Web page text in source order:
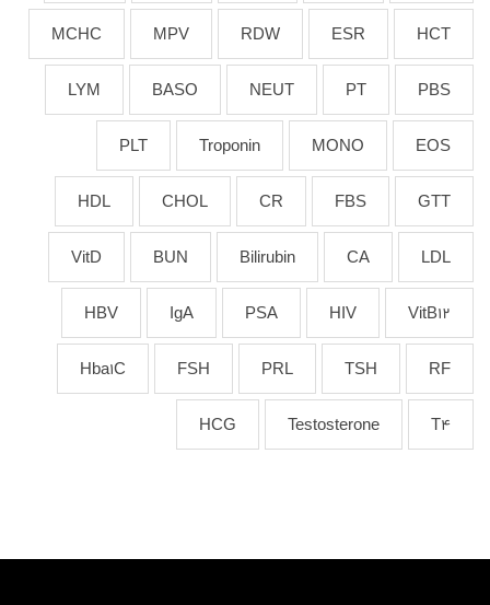
HCT
ESR
RDW
MPV
MCHC
PBS
PT
NEUT
BASO
LYM
EOS
MONO
Troponin
PLT
GTT
FBS
CR
CHOL
HDL
LDL
CA
Bilirubin
BUN
VitD
VitB12
HIV
PSA
IgA
HBV
RF
TSH
PRL
FSH
Hba1C
T4
Testosterone
HCG